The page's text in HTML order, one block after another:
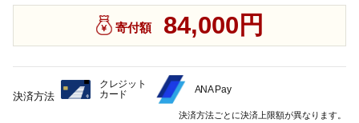
寄付額 84,000円
決済方法
クレジット
カード
ANA Pay
決済方法ごとに決済上限額が異なります。